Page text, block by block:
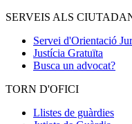
SERVEIS ALS
Servei d'Orientació
Justícia Gratuïta
Busca un advocat?
TORN D'OFICI
Llistes de guàrdies